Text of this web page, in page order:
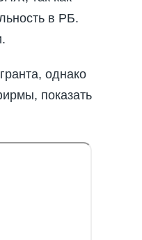
в РБ.
однако
показать